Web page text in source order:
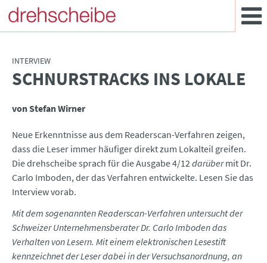
INTERVIEW
:SCHNURSTRACKS INS LOKALE
von Stefan Wirner
Neue Erkenntnisse aus dem Readerscan-Verfahren zeigen,
dass die Leser immer häufiger direkt zum Lokalteil greifen.
Die drehscheibe sprach für die Ausgabe 4/12darübermit Dr.
Carlo Imboden, der das Verfahren entwickelte. Lesen Sie das
Interview vorab.
Mit dem sogenannten Readerscan-Verfahren untersucht der
Schweizer Unternehmensberater Dr. Carlo Imboden das
Verhalten von Lesern. Mit einem elektronischen Lesestift
kennzeichnet der Leser dabei in der Versuchsanordnung, an